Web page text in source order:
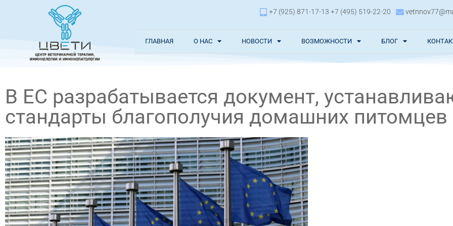
+7 (925) 871-17-13 +7 (495) 519-22-20
ГЛАВНАЯ О НАС НОВОСТИ ВОЗМОЖНОСТИ БЛОГ
В ЕС разрабатывается документ,
стандарты благополучия домашних питомцев